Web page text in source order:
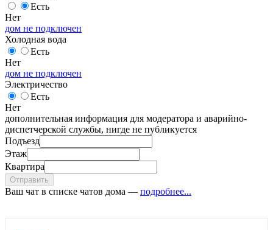
Есть
Нет
дом не подключен
Холодная вода
Есть
Нет
дом не подключен
Электричество
Есть
Нет
дополнительная информация для модератора и аварийно-
диспетчерской службы, нигде не публикуется
Подъезд
Этаж
Квартира
Отправить
Ваш чат в списке чатов дома — подробнее...